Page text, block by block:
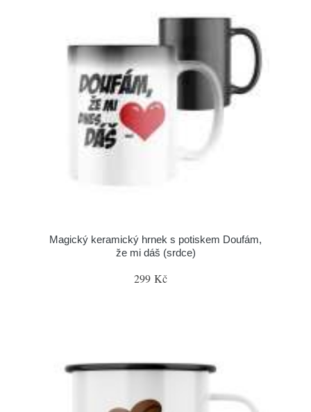
Magický keramický hrnek s potiskem Doufám,
že mi dáš (srdce)
299 Kč